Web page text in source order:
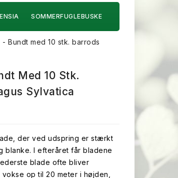
SOMMERFUGLEBUSKE
Bundt med 10 stk. barrods
Med 10 Stk.
Sylvatica
der ved udspring er stærkt
blanke. I efteråret får bladene
blade ofte bliver
op til 20 meter i højden,